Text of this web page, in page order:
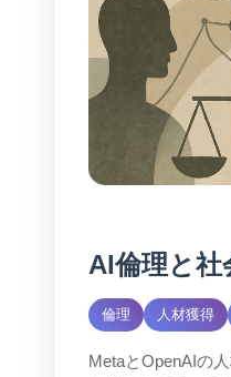
AI倫理と社
倫理 人材獲得
MetaとOpenAIの